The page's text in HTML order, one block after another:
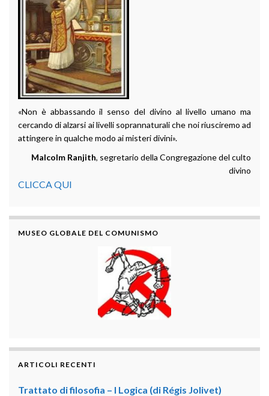
«Non è abbassando il senso del divino al livello umano ma
cercando di alzarsi ai livelli soprannaturali che noi riusciremo ad
attingere in qualche modo ai misteri divini».
Malcolm Ranjith, segretario della Congregazione del culto
divino
CLICCA QUI
MUSEO GLOBALE DEL COMUNISMO
ARTICOLI RECENTI
Trattato di filosofia – I Logica (di Régis Jolivet)